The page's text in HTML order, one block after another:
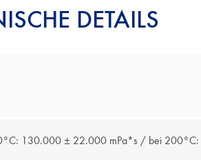
DETAILS
130.000 ± 22.000 mPa*s / bei